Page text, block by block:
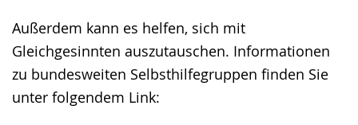
Außerdem kann es helfen, sich mit
Gleichgesinnten auszutauschen. Informationen
zu bundesweiten Selbsthilfegruppen finden Sie
unter folgendem Link: